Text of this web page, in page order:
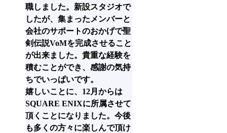
職しました。新設スタジオで
したが、集まったメンバーと
会社のサポートのおかげで聖
剣伝説VoMを完成させること
が出来ました。貴重な経験を
積むことができ、感謝の気持
ちでいっぱいです。
嬉しいことに、12月からは
SQUARE ENIXに所属させて
頂くことになりました。今後
も多くの方々に楽しんで頂け